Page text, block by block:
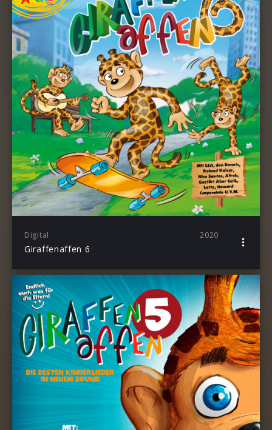
Digital 2020
Giraffenaffen 6